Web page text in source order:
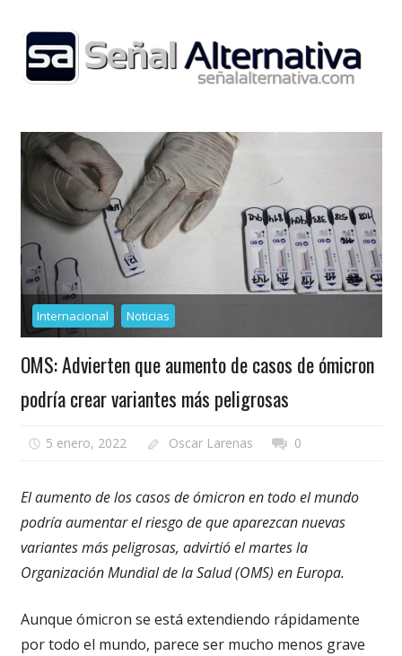
content
Internacional Noticias
OMS: Advierten que aumento de casos de ómicron
podría crear variantes más peligrosas
5 enero, 2022 Oscar Larenas 0
El aumento de los casos de ómicron en todo el mundo
podría aumentar el riesgo de que aparezcan nuevas
variantes más peligrosas, advirtió el martes la
Organización Mundial de la Salud (OMS) en Europa.
Aunque ómicron se está extendiendo rápidamente
por todo el mundo, parece ser mucho menos grave